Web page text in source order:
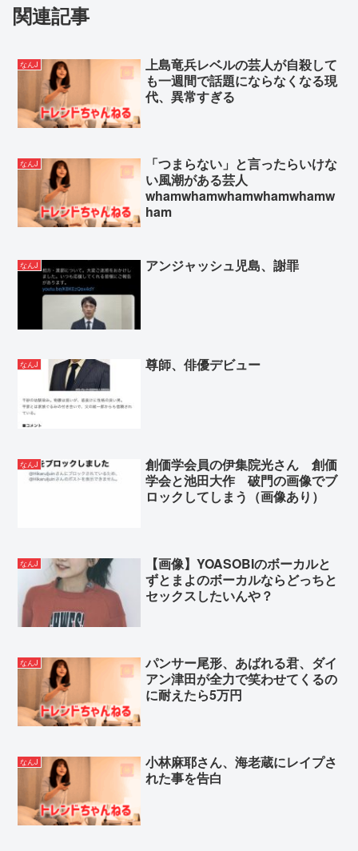
るべきは侵略された中国や韓国の人々だよ
【正論】イスラエル政府元高官 「原爆式典にうんざ
り」
関連記事
なんJ
上島竜兵レベルの芸人が自殺して
も一週間で話題にならなくなる現
代、異常すぎる
なんJ
「つまらない」と言ったらいけな
い風潮がある芸人
whamwhamwhamwhamwhamw
ham
なんJ アンジャッシュ児島、謝罪
なんJ 尊師、俳優デビュー
なんJ
創価学会員の伊集院光さん 創価
学会と池田大作 破門の画像でブ
ロックしてしまう（画像あり）
なんJ
【画像】YOASOBIのボーカルと
ずとまよのボーカルならどっちと
セックスしたいんや？
なんJ
パンサー尾形、あばれる君、ダイ
アン津田が全力で笑わせてくるの
に耐えたら5万円
なんJ
小林麻耶さん、海老蔵にレイプさ
れた事を告白